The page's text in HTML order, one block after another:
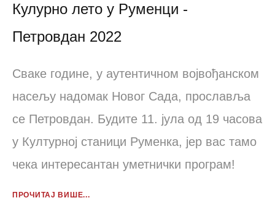
Кулурно лето у Руменци -
Петровдан 2022
Сваке године, у аутентичном војвођанском
насељу надомак Новог Садa, прославља
се Петровдан. Будите 11. јула од 19 часова
у Културној станици Руменка, јер вас тамо
чека интересантан уметнички програм!
ПРОЧИТАЈ ВИШЕ...